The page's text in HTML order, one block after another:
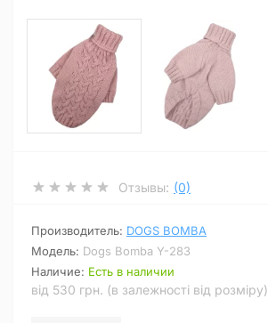
Отзывы: (0)
Производитель: DOGS BOMBA
Модель: Dogs Bomba Y-283
Наличие: Есть в наличии
від 530 грн. (в залежності від розміру)